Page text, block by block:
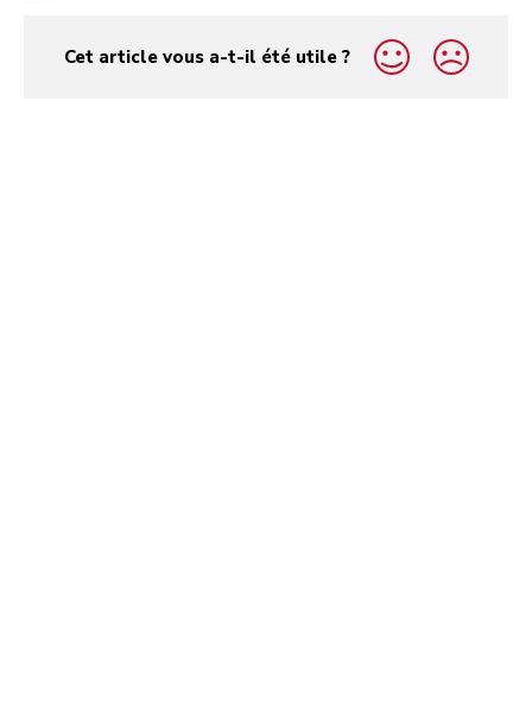
Cet article vous a-t-il été utile ?
yes
no